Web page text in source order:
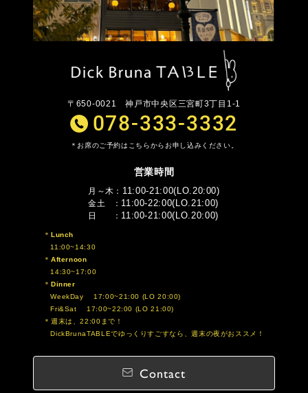
〒650-0021神戸市中央区三宮町3丁目1-1
078-333-3332
お席のご予約はこちらからお申し込みください。
営業時間
月～木 11:00-21:00(LO.20:00)
金土 11:00-22:00(LO.21:00)
日 11:00-21:00(LO.20:00)
Lunch
11:00~14:30
Afternoon
14:30~17:00
Dinner
WeekDay 17:00~21:00 (LO 20:00)
Fri&Sat 17:00~22:00 (LO 21:00)
週末は、22:00まで！
DickBrunaTABLEでゆっくりすごすなら、週末の夜がおススメ！
Contact